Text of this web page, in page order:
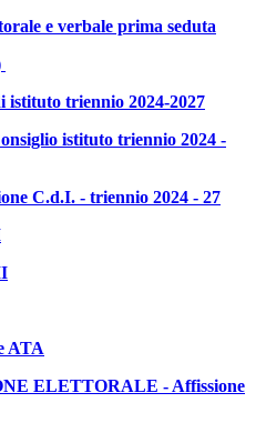
e verbale prima seduta
istituto triennio 2024-2027
istituto triennio 2024 -
C.d.I. - triennio 2024 - 27
ATA
ELETTORALE - Affissione